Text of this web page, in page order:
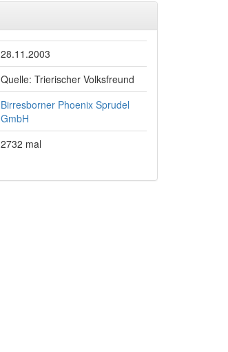
28.11.2003
Quelle: Trierischer Volksfreund
Birresborner Phoenix Sprudel
GmbH
2732 mal